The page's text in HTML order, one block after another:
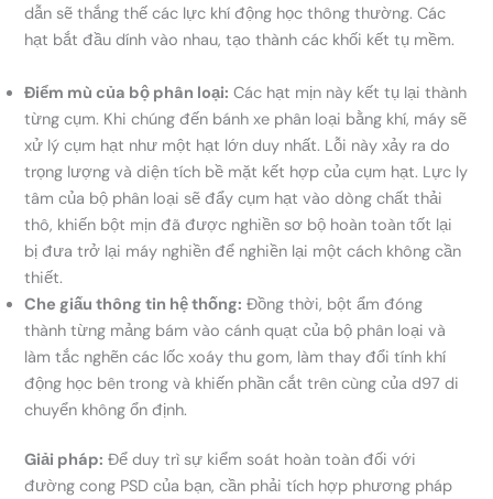
dẫn sẽ thắng thế các lực khí động học thông thường. Các
hạt bắt đầu dính vào nhau, tạo thành các khối kết tụ mềm.
Điểm mù của bộ phân loại: Các hạt mịn này kết tụ lại thành
từng cụm. Khi chúng đến bánh xe phân loại bằng khí, máy sẽ
xử lý cụm hạt như một hạt lớn duy nhất. Lỗi này xảy ra do
trọng lượng và diện tích bề mặt kết hợp của cụm hạt. Lực ly
tâm của bộ phân loại sẽ đẩy cụm hạt vào dòng chất thải
thô, khiến bột mịn đã được nghiền sơ bộ hoàn toàn tốt lại
bị đưa trở lại máy nghiền để nghiền lại một cách không cần
thiết.
Che giấu thông tin hệ thống: Đồng thời, bột ẩm đóng
thành từng mảng bám vào cánh quạt của bộ phân loại và
làm tắc nghẽn các lốc xoáy thu gom, làm thay đổi tính khí
động học bên trong và khiến phần cắt trên cùng của d97 di
chuyển không ổn định.
Giải pháp: Để duy trì sự kiểm soát hoàn toàn đối với
đường cong PSD của bạn, cần phải tích hợp phương pháp